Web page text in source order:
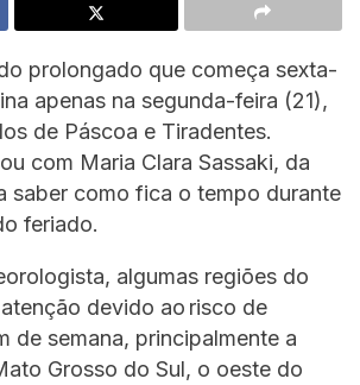
prolongado que começa sexta-
apenas na segunda-feira (21),
de Páscoa e Tiradentes.
com Maria Clara Sassaki, da
saber como fica o tempo durante
feriado.
algumas regiões do
devido ao risco de
de semana, principalmente a
Grosso do Sul, o oeste do